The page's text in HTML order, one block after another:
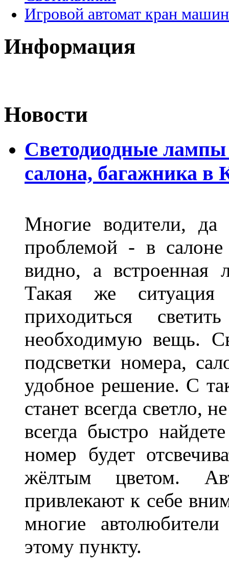
Игровой автомат кран
Информация
Новости
Светодиодные лампы
салона, багажника в
Многие водители, да
проблемой - в
видно, а встроенная
Такая же
приходиться
необходимую вещь.
подсветки номера,
удобное решение. С
станет всегда светло,
всегда быстро
номер будет
жёлтым цветом.
привлекают к себе
многие
этому пункту.